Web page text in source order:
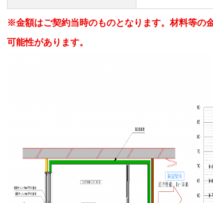
※金額はご契約当時のものとなります。材料等の
可能性があります。